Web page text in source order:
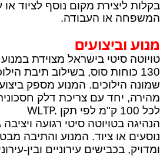
בקלות ליצירת מקום נוסף לציוד
המשפחה או העבודה.
מנוע וביצועים
130 כוחות סוס, בשילוב תיבת
שמונה הילוכים. המנוע מספק
מהירה, יחד עם צריכת דלק חסכונית
לכל
ק"מ לפי תקן WLTP.
הנהיגה בטויוטה סיטי רגועה
נוסעים או ציוד. המנוע והתיבה
ומדויק, בכבישים עירוניים ובין‑